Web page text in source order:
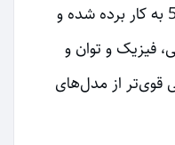
پرفروش رایزن در پلی استیشن 5 به کار برده شده و
فیزیک و توان و
از مدل‌های